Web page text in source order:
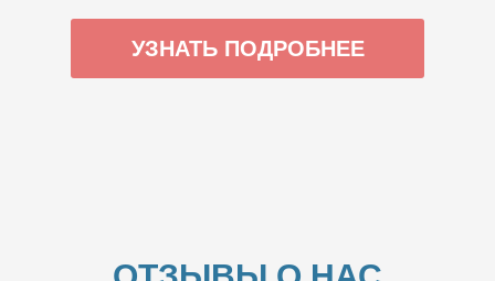
УЗНАТЬ ПОДРОБНЕЕ